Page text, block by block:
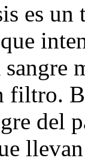
es un
del